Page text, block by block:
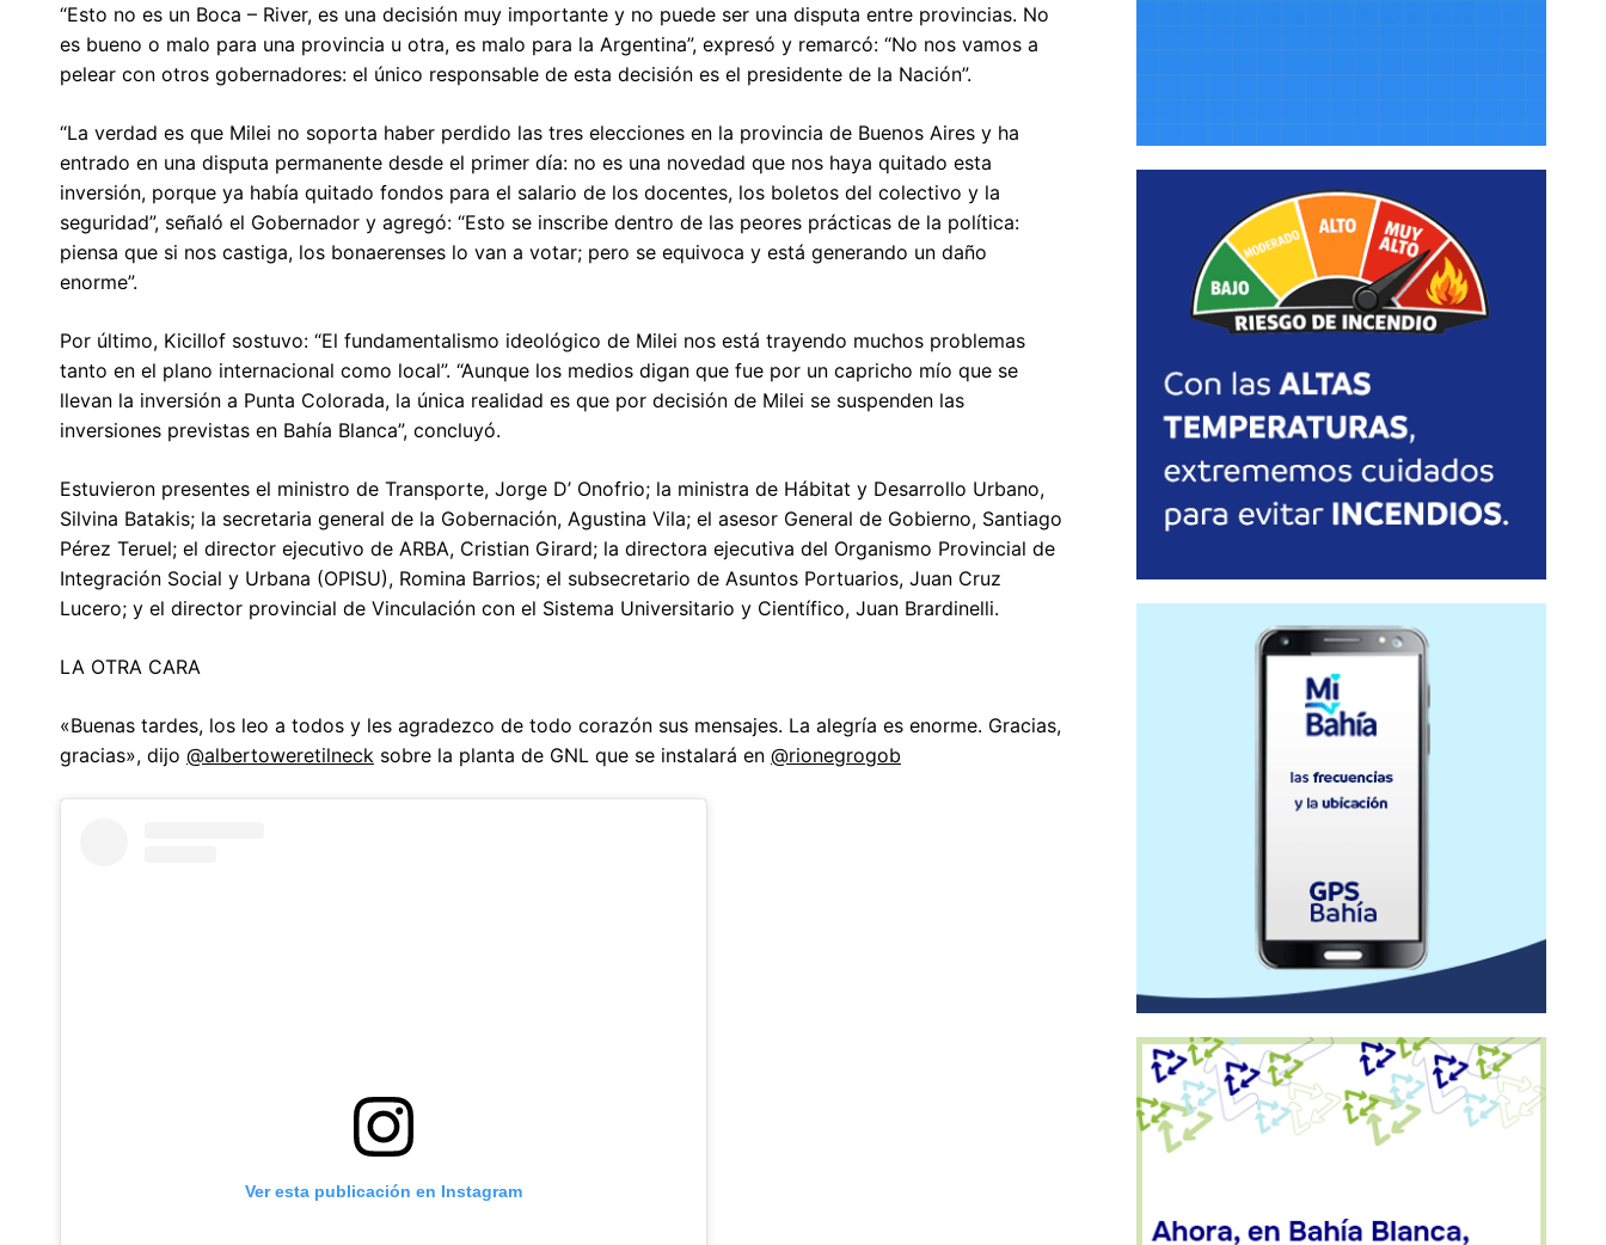
“Esto no es un Boca – River, es una decisión muy importante y no puede ser una disputa entre provincias. No
es bueno o malo para una provincia u otra, es malo para la Argentina”, expresó y remarcó: “No nos vamos a
pelear con otros gobernadores: el único responsable de esta decisión es el presidente de la Nación”.
“La verdad es que Milei no soporta haber perdido las tres elecciones en la provincia de Buenos Aires y ha
entrado en una disputa permanente desde el primer día: no es una novedad que nos haya quitado esta
inversión, porque ya había quitado fondos para el salario de los docentes, los boletos del colectivo y la
seguridad”, señaló el Gobernador y agregó: “Esto se inscribe dentro de las peores prácticas de la política:
piensa que si nos castiga, los bonaerenses lo van a votar; pero se equivoca y está generando un daño
enorme”.
Por último, Kicillof sostuvo: “El fundamentalismo ideológico de Milei nos está trayendo muchos problemas
tanto en el plano internacional como local”. “Aunque los medios digan que fue por un capricho mío que se
llevan la inversión a Punta Colorada, la única realidad es que por decisión de Milei se suspenden las
inversiones previstas en Bahía Blanca”, concluyó.
Estuvieron presentes el ministro de Transporte, Jorge D’ Onofrio; la ministra de Hábitat y Desarrollo Urbano,
Silvina Batakis; la secretaria general de la Gobernación, Agustina Vila; el asesor General de Gobierno, Santiago
Pérez Teruel; el director ejecutivo de ARBA, Cristian Girard; la directora ejecutiva del Organismo Provincial de
Integración Social y Urbana (OPISU), Romina Barrios; el subsecretario de Asuntos Portuarios, Juan Cruz
Lucero; y el director provincial de Vinculación con el Sistema Universitario y Científico, Juan Brardinelli.
LA OTRA CARA
«Buenas tardes, los leo a todos y les agradezco de todo corazón sus mensajes. La alegría es enorme. Gracias,
gracias», dijo @albertoweretilneck sobre la planta de GNL que se instalará en @rionegrogob
Ver esta publicación en Instagram